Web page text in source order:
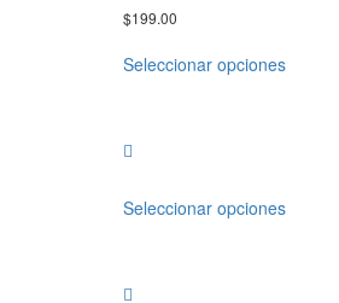
$199.00
Seleccionar opciones
Seleccionar opciones